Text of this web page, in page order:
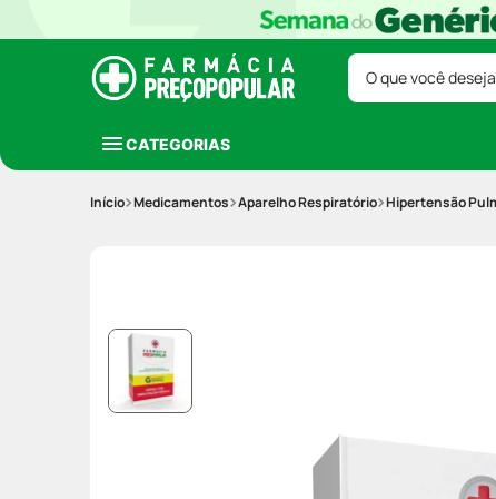
O que você deseja
CATEGORIAS
Medicamentos Aparelho Respiratório Hipertensão